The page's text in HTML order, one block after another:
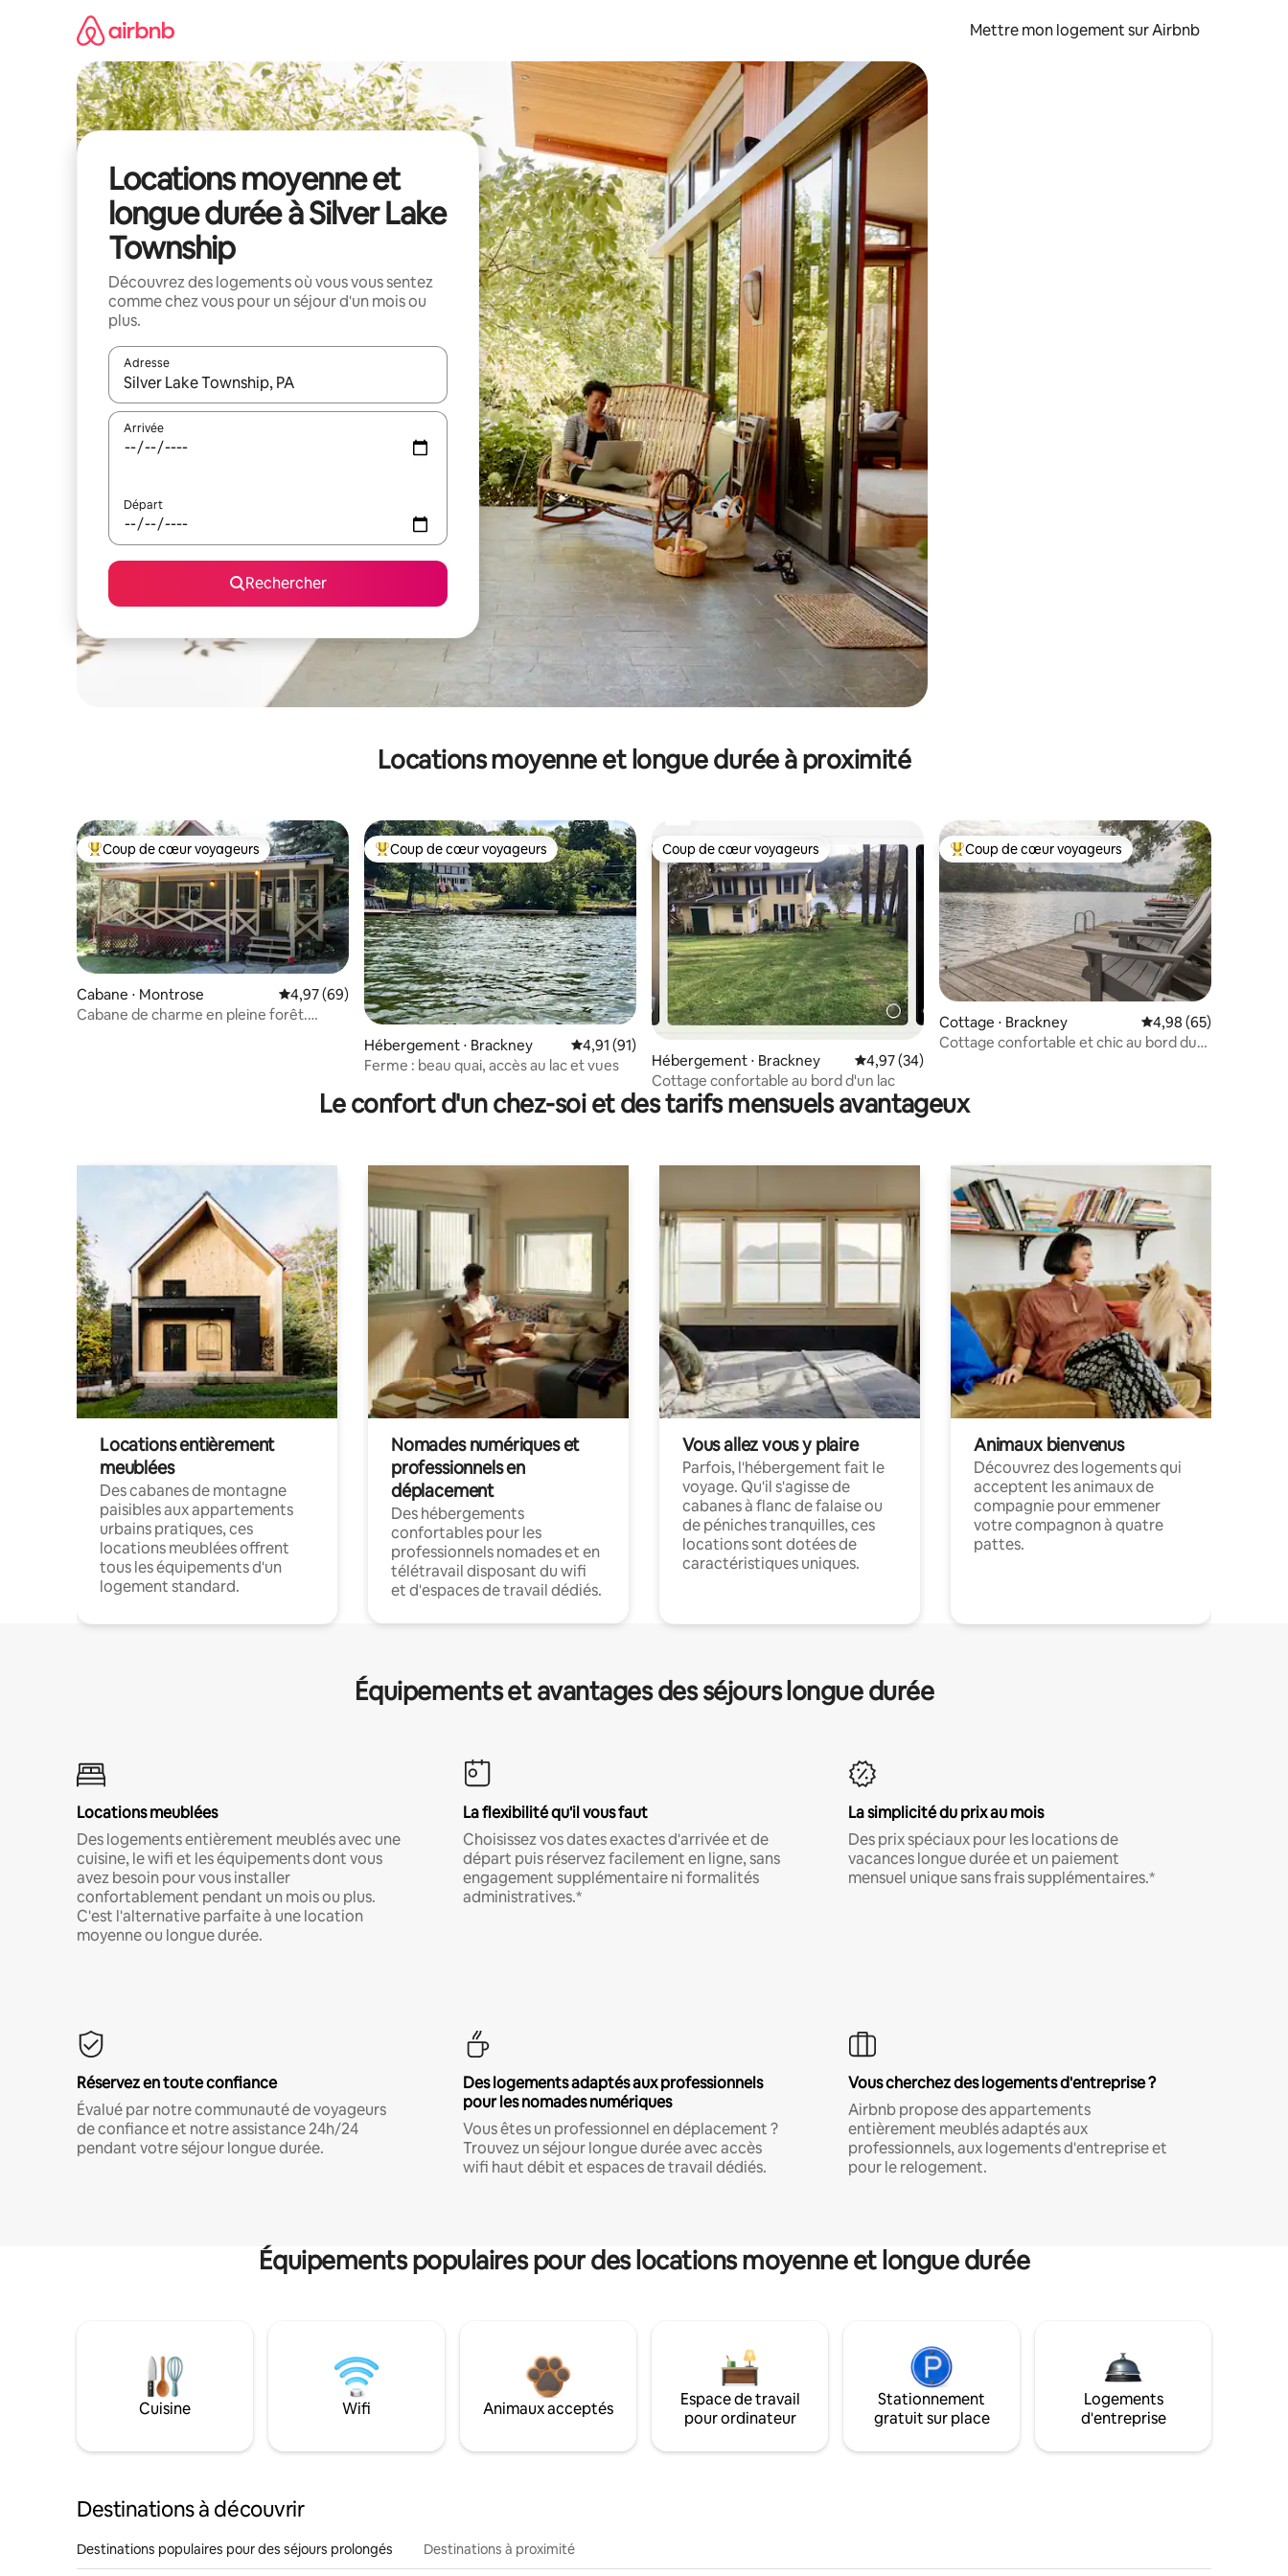
Mettre mon logement sur Airbnb
Locations moyenne et
longue durée à Silver Lake
Township
Découvrez des logements où vous vous sentez
comme chez vous pour un séjour d'un mois ou
plus.
Adresse
Lorsque les résultats s'affichent, utilisez les flèches vers le haut et vers le bas pour les parcourir ou en appuyant et en faisant glisser.
Arrivée
Départ
Rechercher
Locations moyenne et longue durée à proximité
Coups de cœur voyageurs les plus appréciés
Coup de cœur voyageurs
Cabane ⋅ Montrose Évaluation moyenne sur la base de 69 commentaires : 4,97 sur 5
4,97 (69)
Cabane de charme en pleine forêt.
Coups de cœur voyageurs les plus appréciés
Coup de cœur voyageurs
Hébergement ⋅ Brackney Évaluation moyenne sur la base de 91 commentaires : 4,91 sur 5
4,91 (91)
Ferme : beau quai, accès au lac et vues
Coup de cœur voyageurs
Coup de cœur voyageurs
Hébergement ⋅ Brackney Évaluation moyenne sur la base de 34 commentaires : 4,97 sur 5
4,97 (34)
Cottage confortable au bord d'un lac
Coups de cœur voyageurs les plus appréciés
Coup de cœur voyageurs
Cottage ⋅ Brackney Évaluation moyenne
4,98 (65)
Cottage confortable et chic au bord du
Le confort d'un chez-soi et des tarifs mensuels avantageux
Locations entièrement
meublées
Des cabanes de montagne
paisibles aux appartements
urbains pratiques, ces
locations meublées offrent
tous les équipements d'un
logement standard.
Nomades numériques et
professionnels en
déplacement
Des hébergements
confortables pour les
professionnels nomades et en
télétravail disposant du wifi
et d'espaces de travail dédiés.
Vous allez vous y plaire
Parfois, l'hébergement fait le
voyage. Qu'il s'agisse de
cabanes à flanc de falaise ou
de péniches tranquilles, ces
locations sont dotées de
caractéristiques uniques.
Animaux bienvenus
Découvrez des logements qui
acceptent les animaux de
compagnie pour emmener
votre compagnon à quatre
pattes.
Équipements et avantages des séjours longue durée
Locations meublées
Des logements entièrement meublés avec une
cuisine, le wifi et les équipements dont vous
avez besoin pour vous installer
confortablement pendant un mois ou plus.
C'est l'alternative parfaite à une location
moyenne ou longue durée.
La flexibilité qu'il vous faut
Choisissez vos dates exactes d'arrivée et de
départ puis réservez facilement en ligne, sans
engagement supplémentaire ni formalités
administratives.*
La simplicité du prix au mois
Des prix spéciaux pour les locations de
vacances longue durée et un paiement
mensuel unique sans frais supplémentaires.*
Réservez en toute confiance
Évalué par notre communauté de voyageurs
de confiance et notre assistance 24h/24
pendant votre séjour longue durée.
Des logements adaptés aux professionnels
pour les nomades numériques
Vous êtes un professionnel en déplacement ?
Trouvez un séjour longue durée avec accès
wifi haut débit et espaces de travail dédiés.
Vous cherchez des logements d'entreprise ?
Airbnb propose des appartements
entièrement meublés adaptés aux
professionnels, aux logements d'entreprise et
pour le relogement.
Équipements populaires pour des locations moyenne et longue durée
Cuisine Wifi Animaux acceptés
Espace de travail
pour ordinateur
Stationnement
gratuit sur place
Logements
d'entreprise
Destinations à découvrir
Destinations populaires pour des séjours prolongés Destinations à proximité